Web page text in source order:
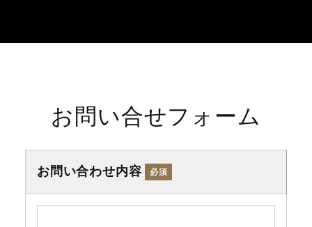
お問い合せフォーム
お問い合わせ内容 必須